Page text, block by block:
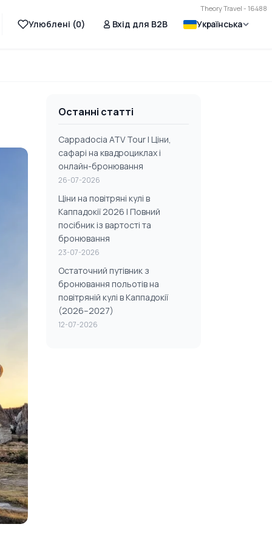
Theory Travel - 16488
Улюблені (0) Вхід для B2B Українська
Останні статті
Cappadocia ATV Tour | Ціни,
сафарі на квадроциклах і
онлайн-бронювання
26-07-2026
Ціни на повітряні кулі в
Каппадокії 2026 | Повний
посібник із вартості та
бронювання
23-07-2026
Остаточний путівник з
бронювання польотів на
повітряній кулі в Каппадокії
(2026–2027)
12-07-2026